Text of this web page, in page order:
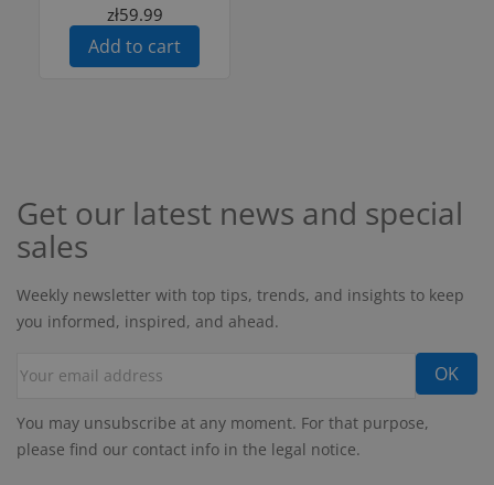
zł59.99
Add to cart
Get our latest news and special
sales
Weekly newsletter with top tips, trends, and insights to keep
you informed, inspired, and ahead.
You may unsubscribe at any moment. For that purpose,
please find our contact info in the legal notice.